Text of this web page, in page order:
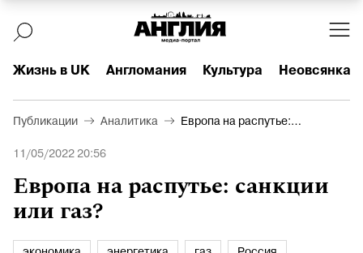
Жизнь в UK Англомания Культура Неовсянка
Публикации Аналитика
Европа на распутье:
11/05/2022 20:56
Европа на распутье: санкции
или газ?